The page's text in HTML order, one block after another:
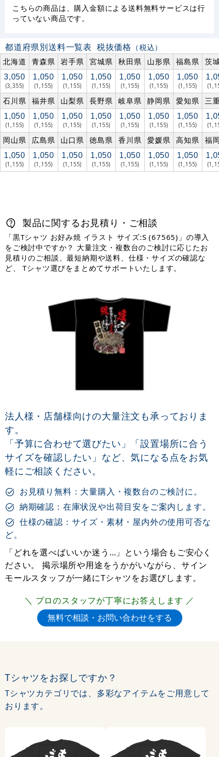
こちらの商品は、購入金額による送料無料サービスは行
っていない商品です。
都道府県別送料一覧表 税抜価格 （税込）
北海道
青森県 岩手県 宮城県 秋田県 山形県 福島県 茨
3,050
(3,355)
1,050
(1,155)
1,050
(1,155)
1,050
(1,155)
1,050
(1,155)
1,050
(1,155)
1,050
(1,155)
石川県 福井県 山梨県 長野県 岐阜県 静岡県 愛知県 三
1,050
(1,155)
1,050
(1,155)
1,050
(1,155)
1,050
(1,155)
1,050
(1,155)
1,050
(1,155)
1,050
(1,155)
岡山県 広島県 山口県 徳島県 香川県 愛媛県 高知県 福
1,050
(1,155)
1,050
(1,155)
1,050
(1,155)
1,050
(1,155)
1,050
(1,155)
1,050
(1,155)
1,050
(1,155)
製品に関するお見積り・ご相談
「黒Tシャツ お好み焼 イラスト サイズ:S (67565)」の導入
をご検討中ですか？ 大量注文・複数台のご検討に応じたお
見積りのご相談、最短納期や送料、仕様・サイズの確認な
ど、 Tシャツ選びをまとめてサポートいたします。
法人様・店舗様向けの大量注文も承っておりま
す。
「予算に合わせて選びたい」「設置場所に合う
サイズを確認したい」など、気になる点をお気
軽にご相談ください。
お見積り無料：大量購入・複数台のご検討に。
納期確認：在庫状況や出荷目安をご案内します。
仕様の確認：サイズ・素材・屋内外の使用可否な
ど。
「どれを選べばいいか迷う…」という場合もご安心く
ださい。 掲示場所や用途をうかがいながら、サイン
モールスタッフが一緒にTシャツをお選びします。
＼ プロのスタッフが丁寧にお答えします ／
Tシャツをお探しですか？
Tシャツカテゴリでは、多彩なアイテムをご用意して
おります。